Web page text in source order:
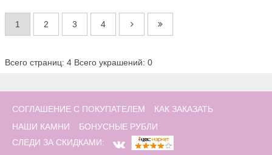
1 2 3 4
Всего страниц: 4 Всего украшений: 0
СОГЛАШЕНИЕ С ПОКУПАТЕЛЕМ
КАК ЗАКАЗАТЬ
НАШИ КАМНИ
БОНУСНЫЕ РУБЛИ
СЛЕДИ ЗА СКИДКАМИ: